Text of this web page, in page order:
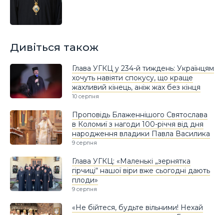
Дивіться також
Глава УГКЦ у 234-й тиждень: Українцям
хочуть навіяти спокусу, що краще
жахливий кінець, аніж жах без кінця
10 серпня
Проповідь Блаженнішого Святослава
в Коломиї з нагоди 100-річчя від дня
народження владики Павла Василика
9 серпня
Глава УГКЦ: «Маленькі „зернятка
гірчиці“ нашої віри вже сьогодні дають
плоди»
9 серпня
«Не бійтеся, будьте вільними! Нехай